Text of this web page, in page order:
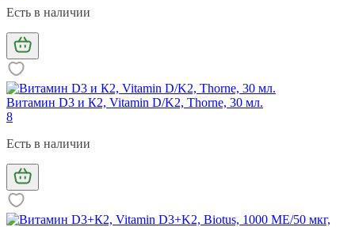
Есть в наличии
Витамин D3 и К2, Vitamin D/K2, Thorne, 30 мл.
8
Есть в наличии